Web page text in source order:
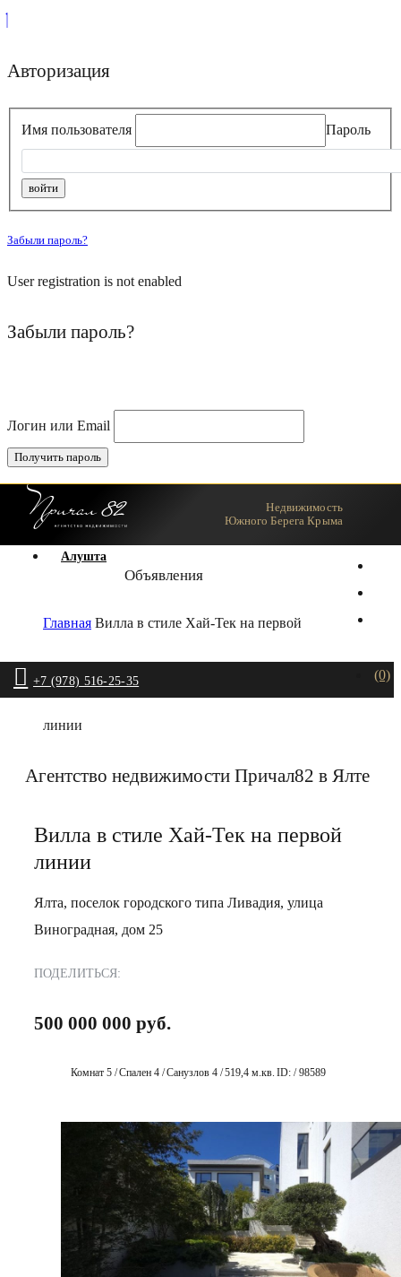
Авторизация
Имя пользователя Пароль
Забыли пароль?
User registration is not enabled
Забыли пароль?
Логин или Email
Ялта
Алушта
+7 (978) 516-25-35 (0)
Недвижимость
Южного Берега Крыма
Объявления
Главная Вилла в стиле Хай-Тек на первой
линии
Агентство недвижимости Причал82 в Ялте
Вилла в стиле Хай-Тек на первой
линии
Ялта, поселок городского типа Ливадия, улица
Виноградная, дом 25
ПОДЕЛИТЬСЯ:
500 000 000 руб.
Комнат 5 /Спален 4 /Санузлов 4 /519,4 м.кв. ID: / 98589